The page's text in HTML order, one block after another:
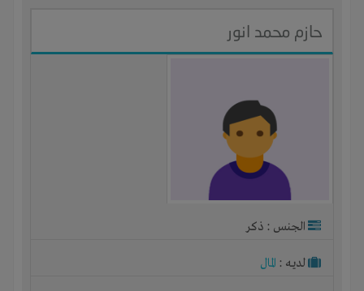
حازم محمد انور
الجنس : ذكر
لديـه : المال